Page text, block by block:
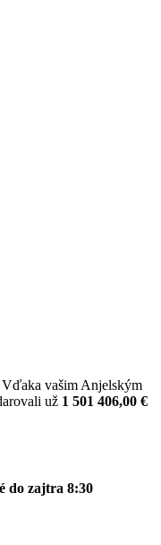
vašim Anjelským
už 1 501 406,00 €
do zajtra 8:30